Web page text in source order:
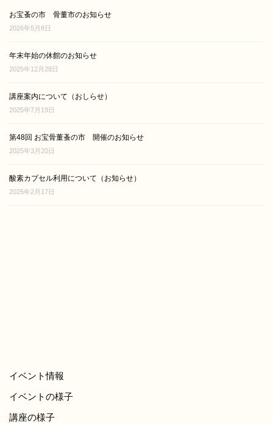
お宝蚤の市 骨董市のお知らせ
2026年5月8日
年末年始の休館のお知らせ
2025年12月28日
講座案内について（おしらせ）
2025年7月19日
第48回 お宝骨董蚤の市 開催のお知らせ
2025年3月20日
酸素カプセル利用について（お知らせ）
2025年2月17日
イベント情報
イベントの様子
講座の様子